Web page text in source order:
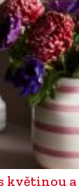
květinou